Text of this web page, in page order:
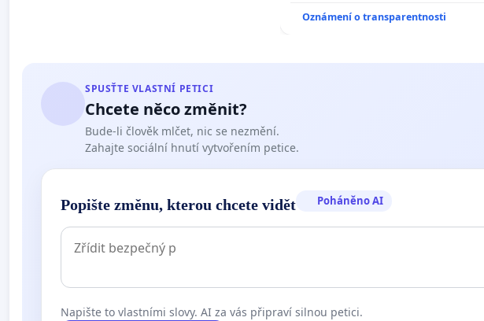
Oznámení o transparentnosti
SPUSŤTE VLASTNÍ PETICI
Chcete něco změnit?
Bude-li člověk mlčet, nic se nezmění.
Zahajte sociální hnutí vytvořením petice.
Popište změnu, kterou chcete vidět Poháněno AI
Napište to vlastními slovy. AI za vás připraví silnou petici.